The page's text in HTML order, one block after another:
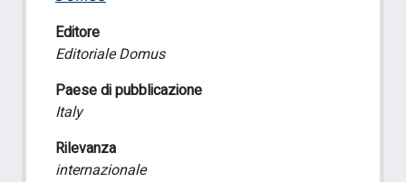
Editore
Editoriale Domus
Paese di pubblicazione
Italy
Rilevanza
internazionale